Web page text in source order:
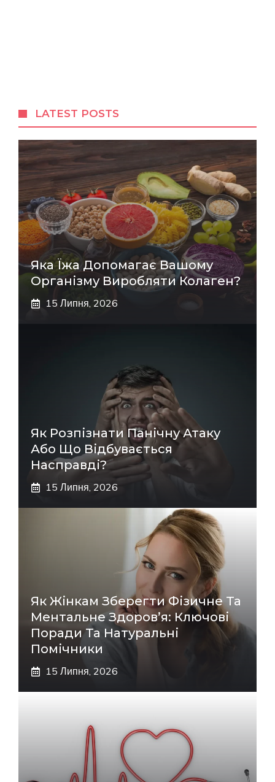
LATEST POSTS
Яка Їжа Допомагає Вашому
Організму Виробляти Колаген?
15 Липня, 2026
Як Розпізнати Панічну Атаку
Або Що Відбувається
Насправді?
15 Липня, 2026
Як Жінкам Зберегти Фізичне Та
Ментальне Здоров’я: Ключові
Поради Та Натуральні
Помічники
15 Липня, 2026